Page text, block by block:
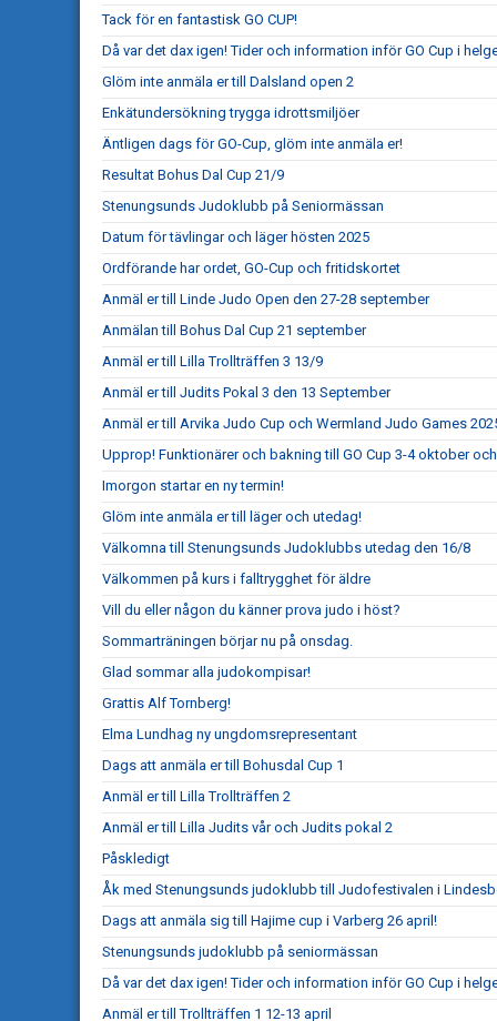
Tack för en fantastisk GO CUP!
Då var det dax igen! Tider och information inför GO Cup i
Glöm inte anmäla er till Dalsland open 2
Enkätundersökning trygga idrottsmiljöer
Äntligen dags för GO-Cup, glöm inte anmäla er!
Resultat Bohus Dal Cup 21/9
Stenungsunds Judoklubb på Seniormässan
Datum för tävlingar och läger hösten 2025
Ordförande har ordet, GO-Cup och fritidskortet
Anmäl er till Linde Judo Open den 27-28 september
Anmälan till Bohus Dal Cup 21 september
Anmäl er till Lilla Trollträffen 3 13/9
Anmäl er till Judits Pokal 3 den 13 September
Anmäl er till Arvika Judo Cup och Wermland Judo Games
Upprop! Funktionärer och bakning till GO Cup 3-4 oktober
Imorgon startar en ny termin!
Glöm inte anmäla er till läger och utedag!
Välkomna till Stenungsunds Judoklubbs utedag den 16/8
Välkommen på kurs i falltrygghet för äldre
Vill du eller någon du känner prova judo i höst?
Sommarträningen börjar nu på onsdag.
Glad sommar alla judokompisar!
Grattis Alf Tornberg!
Elma Lundhag ny ungdomsrepresentant
Dags att anmäla er till Bohusdal Cup 1
Anmäl er till Lilla Trollträffen 2
Anmäl er till Lilla Judits vår och Judits pokal 2
Påskledigt
Åk med Stenungsunds judoklubb till Judofestivalen i
Dags att anmäla sig till Hajime cup i Varberg 26 april!
Stenungsunds judoklubb på seniormässan
Då var det dax igen! Tider och information inför GO Cup i
Anmäl er till Trollträffen 1 12-13 april